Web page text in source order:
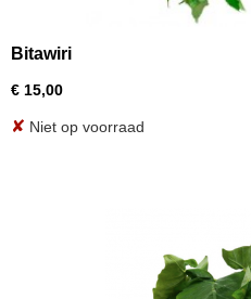
Bitawiri
€ 15,00
✘ Niet op voorraad